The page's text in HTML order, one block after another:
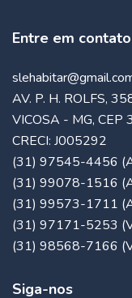
Entre em contato
AV. P. H. ROLFS,
VICOSA - MG,
CRECI: J005292
(31) 97545-4456
(31) 99078-1516
(31) 99573-1711
(31) 97171-5253
(31) 98568-7166
Siga-nos